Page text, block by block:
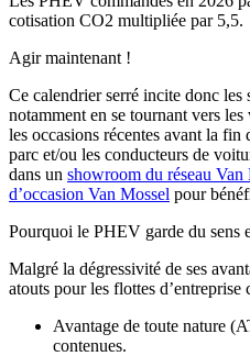
cotisation CO2 multipliée par 5,5.
Agir maintenant !
Ce calendrier serré incite donc les
notamment en se tournant vers les
les occasions récentes avant la fin
parc et/ou les conducteurs de
dans un showroom du réseau Van
d’occasion Van Mossel pour
Pourquoi le PHEV garde du sens
Malgré la dégressivité de ses
atouts pour les flottes d’entreprise
Avantage de toute nature
contenues.